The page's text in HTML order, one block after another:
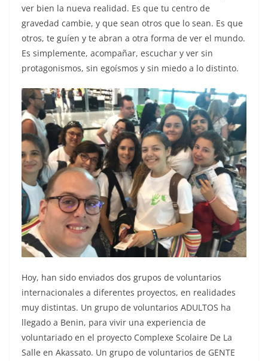
ver bien la nueva realidad. Es que tu centro de
gravedad cambie, y que sean otros que lo sean. Es que
otros, te guíen y te abran a otra forma de ver el mundo.
Es simplemente, acompañar, escuchar y ver sin
protagonismos, sin egoísmos y sin miedo a lo distinto.
Hoy, han sido enviados dos grupos de voluntarios
internacionales a diferentes proyectos, en realidades
muy distintas. Un grupo de voluntarios ADULTOS ha
llegado a Benin, para vivir una experiencia de
voluntariado en el proyecto Complexe Scolaire De La
Salle en Akassato. Un grupo de voluntarios de GENTE